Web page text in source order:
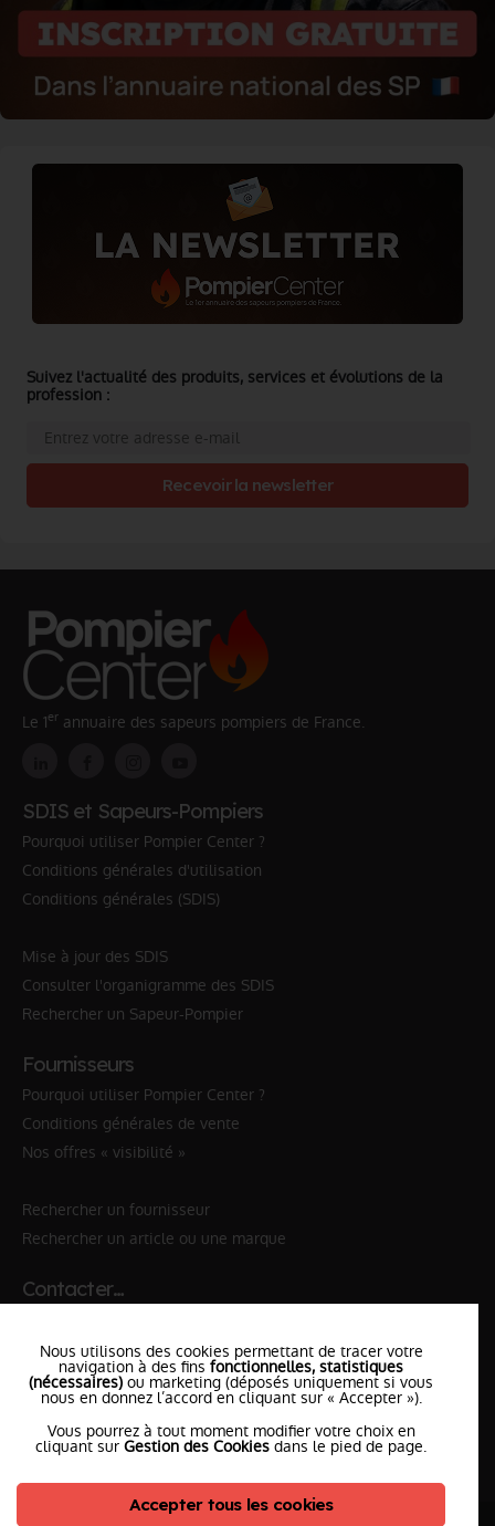
Suivez l'actualité des produits, services et évolutions de la
profession :
Recevoir la newsletter
Le 1er annuaire des sapeurs pompiers de France.
SDIS et Sapeurs-Pompiers
Pourquoi utiliser Pompier Center ?
Conditions générales d'utilisation
Conditions générales (SDIS)
Mise à jour des SDIS
Consulter l'organigramme des SDIS
Rechercher un Sapeur-Pompier
Fournisseurs
Pourquoi utiliser Pompier Center ?
Conditions générales de vente
Nos offres « visibilité »
Rechercher un fournisseur
Rechercher un article ou une marque
Contacter…
✆ 18№National Sapeurs-Pompiers
le SDISle plus proche
l'équipePompierCenter
Nous utilisons des cookies permettant de tracer votre
navigation à des fins fonctionnelles, statistiques
(nécessaires) ou marketing (déposés uniquement si vous
nous en donnez l’accord en cliquant sur « Accepter »).
Vous pourrez à tout moment modifier votre choix en
cliquant sur Gestion des Cookies dans le pied de page.
Accepter tous les cookies